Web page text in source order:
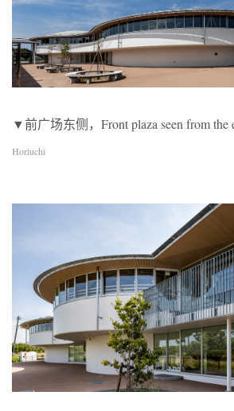
▼前广场东侧，Front plaza seen from the
Horiuchi